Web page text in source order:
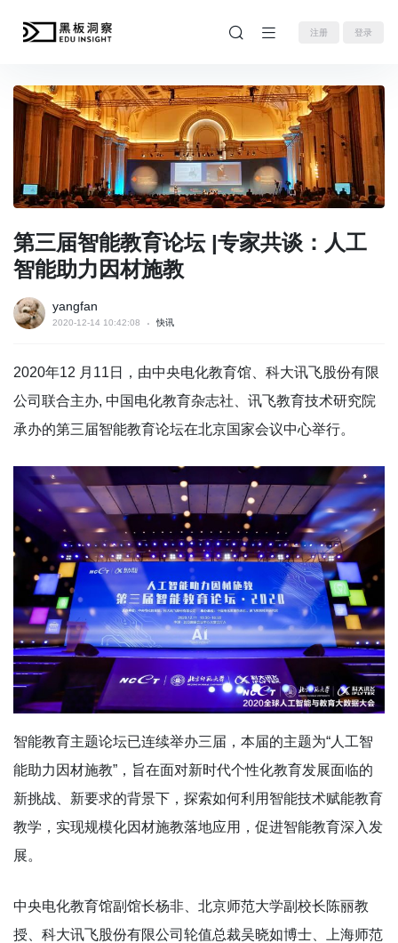
注册 登录
第三届智能教育论坛 |专家共谈：人工
智能助力因材施教
yangfan
2020-12-14 10:42:08 快讯
2020年12 月11日，由中央电化教育馆、科大讯飞股份有限
公司联合主办, 中国电化教育杂志社、讯飞教育技术研究院
承办的第三届智能教育论坛在北京国家会议中心举行。
智能教育主题论坛已连续举办三届，本届的主题为“人工智
能助力因材施教”，旨在面对新时代个性化教育发展面临的
新挑战、新要求的背景下，探索如何利用智能技术赋能教育
教学，实现规模化因材施教落地应用，促进智能教育深入发
展。
中央电化教育馆副馆长杨非、北京师范大学副校长陈丽教
授、科大讯飞股份有限公司轮值总裁吴晓如博士、上海师范